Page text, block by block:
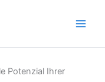
Potenzial Ihrer